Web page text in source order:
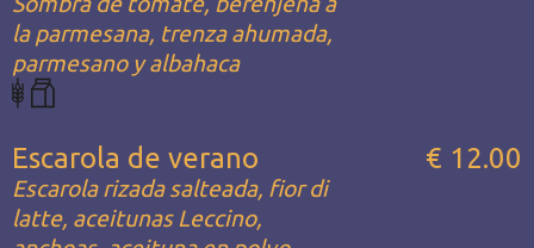
la parmesana, trenza ahumada,
parmesano y albahaca
Escarola de verano
Escarola rizada salteada, fior di
latte, aceitunas Leccino,
€ 12.00